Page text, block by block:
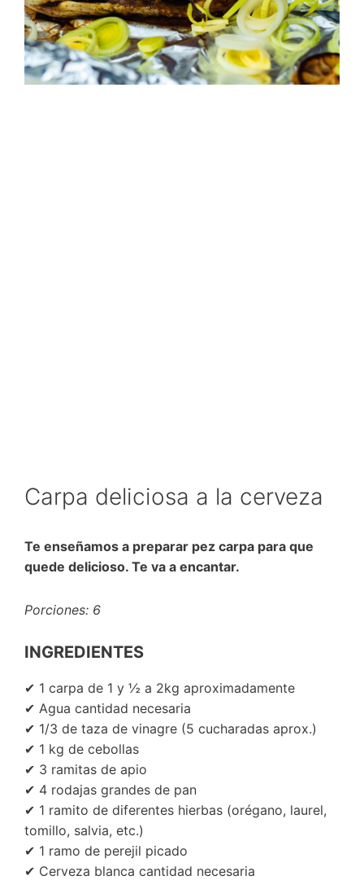
Carpa deliciosa a la cerveza
Te enseñamos a preparar pez carpa para que
quede delicioso. Te va a encantar.
Porciones: 6
INGREDIENTES
✔ 1 carpa de 1 y ½ a 2kg aproximadamente
✔ Agua cantidad necesaria
✔ 1/3 de taza de vinagre (5 cucharadas aprox.)
✔ 1 kg de cebollas
✔ 3 ramitas de apio
✔ 4 rodajas grandes de pan
✔ 1 ramito de diferentes hierbas (orégano, laurel,
tomillo, salvia, etc.)
✔ 1 ramo de perejil picado
✔ Cerveza blanca cantidad necesaria